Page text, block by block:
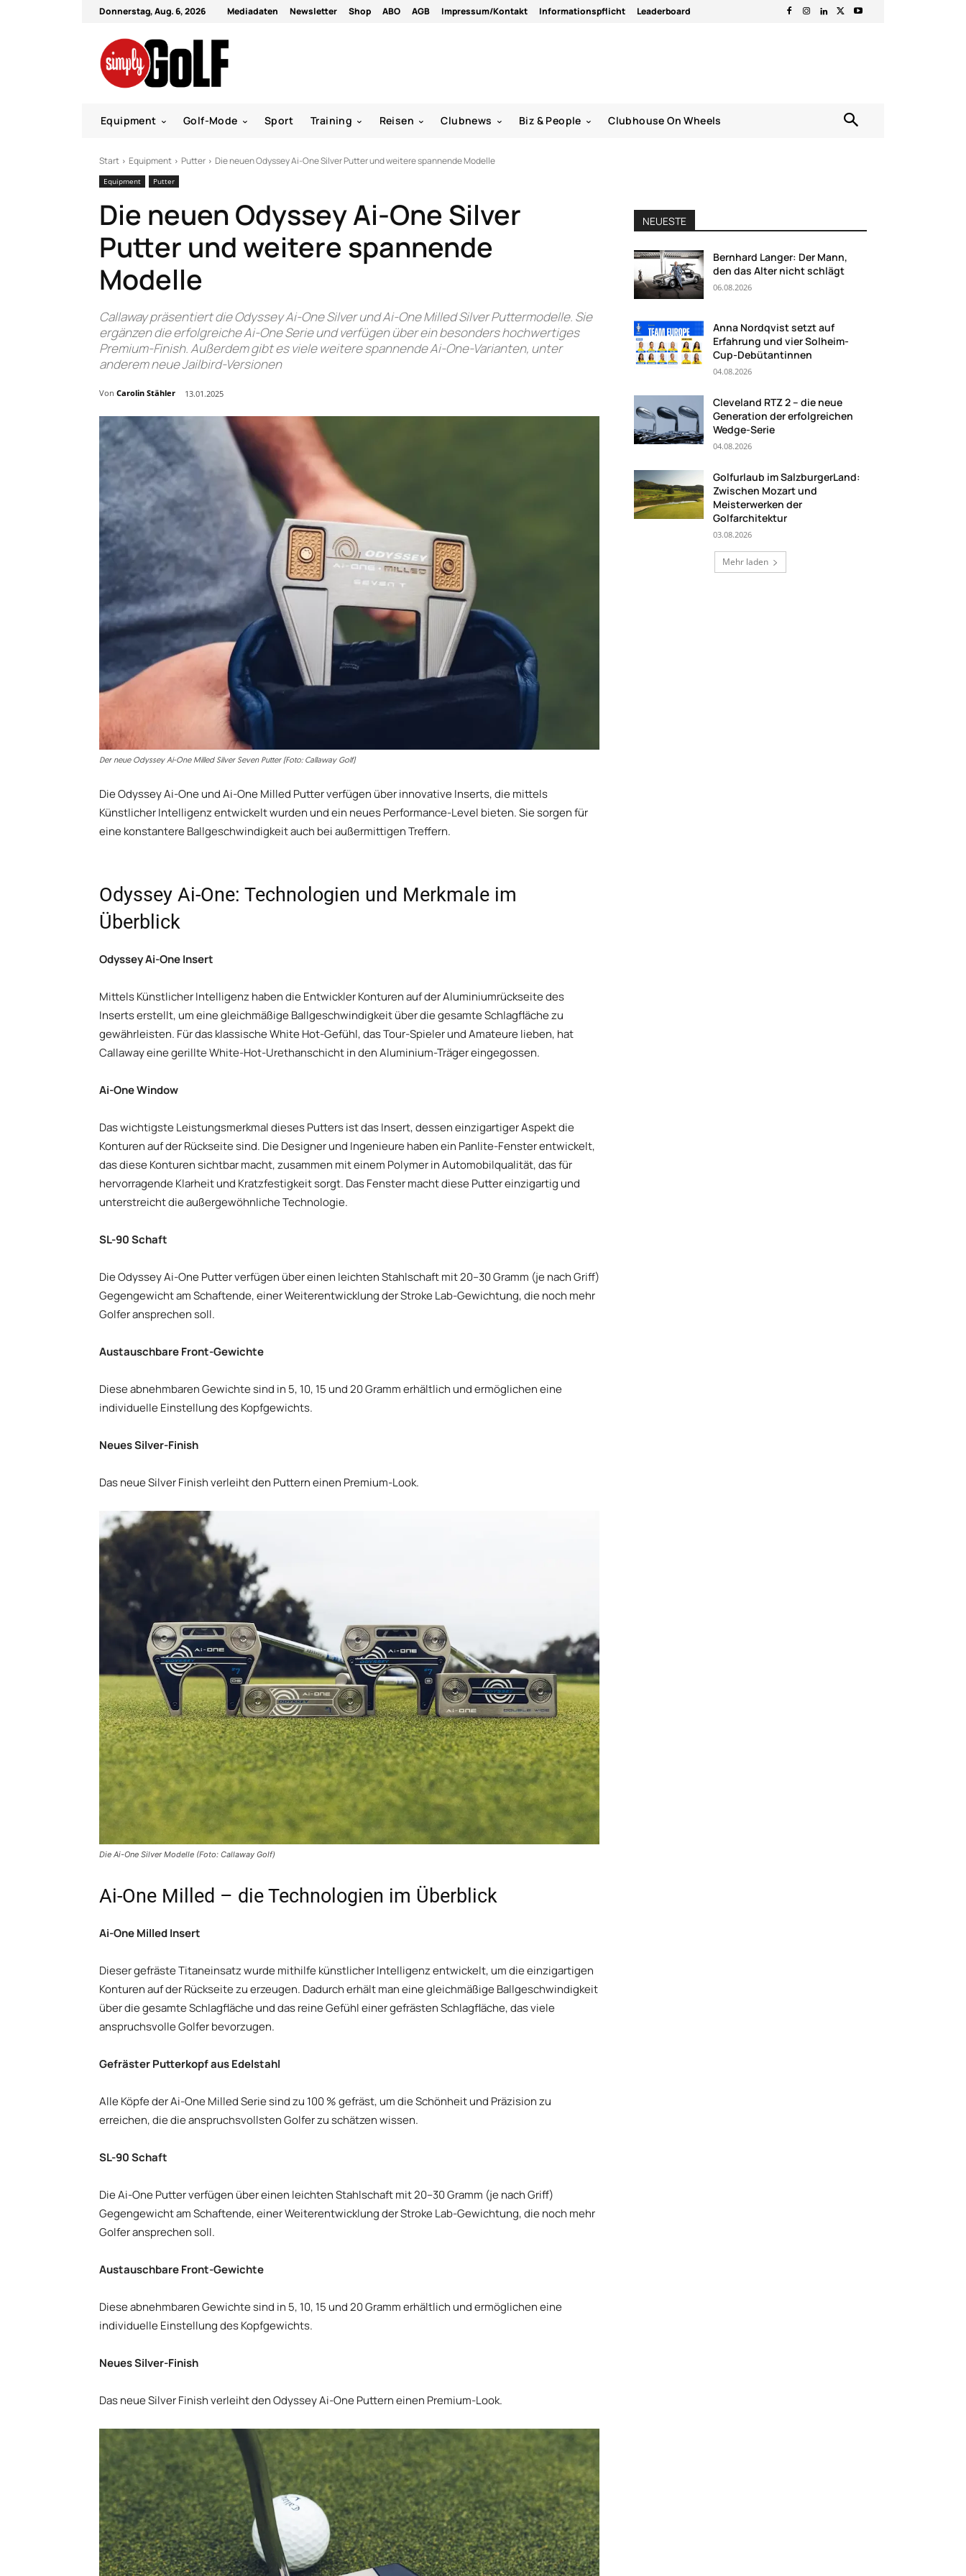
Donnerstag, Aug. 6, 2026 Mediadaten Newsletter Shop ABO AGB Impressum/Kontakt Informationspflicht Leaderboard
Equipment Golf-Mode Sport Training Reisen Clubnews Biz & People Clubhouse On Wheels
Start Equipment Putter Die neuen Odyssey Ai-One Silver Putter und weitere spannende Modelle
Equipment Putter
Die neuen Odyssey Ai-One Silver
Putter und weitere spannende
Modelle
Callaway präsentiert die Odyssey Ai-One Silver und Ai-One Milled Silver Puttermodelle. Sie
ergänzen die erfolgreiche Ai-One Serie und verfügen über ein besonders hochwertiges
Premium-Finish. Außerdem gibt es viele weitere spannende Ai-One-Varianten, unter
anderem neue Jailbird-Versionen
Von Carolin Stähler 13.01.2025
Der neue Odyssey Ai-One Milled Silver Seven Putter (Foto: Callaway Golf)
Die Odyssey Ai-One und Ai-One Milled Putter verfügen über innovative Inserts, die mittels
Künstlicher Intelligenz entwickelt wurden und ein neues Performance-Level bieten. Sie sorgen für
eine konstantere Ballgeschwindigkeit auch bei außermittigen Treffern.
Odyssey Ai-One: Technologien und Merkmale im
Überblick
Odyssey Ai-One Insert
Mittels Künstlicher Intelligenz haben die Entwickler Konturen auf der Aluminiumrückseite des
Inserts erstellt, um eine gleichmäßige Ballgeschwindigkeit über die gesamte Schlagfläche zu
gewährleisten. Für das klassische White Hot-Gefühl, das Tour-Spieler und Amateure lieben, hat
Callaway eine gerillte White-Hot-Urethanschicht in den Aluminium-Träger eingegossen.
Ai-One Window
Das wichtigste Leistungsmerkmal dieses Putters ist das Insert, dessen einzigartiger Aspekt die
Konturen auf der Rückseite sind. Die Designer und Ingenieure haben ein Panlite-Fenster entwickelt,
das diese Konturen sichtbar macht, zusammen mit einem Polymer in Automobilqualität, das für
hervorragende Klarheit und Kratzfestigkeit sorgt. Das Fenster macht diese Putter einzigartig und
unterstreicht die außergewöhnliche Technologie.
SL-90 Schaft
Die Odyssey Ai-One Putter verfügen über einen leichten Stahlschaft mit 20–30 Gramm (je nach Griff)
Gegengewicht am Schaftende, einer Weiterentwicklung der Stroke Lab-Gewichtung, die noch mehr
Golfer ansprechen soll.
Austauschbare Front-Gewichte
Diese abnehmbaren Gewichte sind in 5, 10, 15 und 20 Gramm erhältlich und ermöglichen eine
individuelle Einstellung des Kopfgewichts.
Neues Silver-Finish
Das neue Silver Finish verleiht den Puttern einen Premium-Look.
Die Ai-One Silver Modelle (Foto: Callaway Golf)
Ai-One Milled – die Technologien im Überblick
Ai-One Milled Insert
Dieser gefräste Titaneinsatz wurde mithilfe künstlicher Intelligenz entwickelt, um die einzigartigen
Konturen auf der Rückseite zu erzeugen. Dadurch erhält man eine gleichmäßige Ballgeschwindigkeit
über die gesamte Schlagfläche und das reine Gefühl einer gefrästen Schlagfläche, das viele
anspruchsvolle Golfer bevorzugen.
Gefräster Putterkopf aus Edelstahl
Alle Köpfe der Ai-One Milled Serie sind zu 100 % gefräst, um die Schönheit und Präzision zu
erreichen, die die anspruchsvollsten Golfer zu schätzen wissen.
SL-90 Schaft
Die Ai-One Putter verfügen über einen leichten Stahlschaft mit 20–30 Gramm (je nach Griff)
Gegengewicht am Schaftende, einer Weiterentwicklung der Stroke Lab-Gewichtung, die noch mehr
Golfer ansprechen soll.
Austauschbare Front-Gewichte
Diese abnehmbaren Gewichte sind in 5, 10, 15 und 20 Gramm erhältlich und ermöglichen eine
individuelle Einstellung des Kopfgewichts.
Neues Silver-Finish
Das neue Silver Finish verleiht den Odyssey Ai-One Puttern einen Premium-Look.
NEUESTE
Bernhard Langer: Der Mann,
den das Alter nicht schlägt
06.08.2026
Anna Nordqvist setzt auf
Erfahrung und vier Solheim-
Cup-Debütantinnen
04.08.2026
Cleveland RTZ 2 – die neue
Generation der erfolgreichen
Wedge-Serie
04.08.2026
Golfurlaub im SalzburgerLand:
Zwischen Mozart und
Meisterwerken der
Golfarchitektur
03.08.2026
Mehr laden